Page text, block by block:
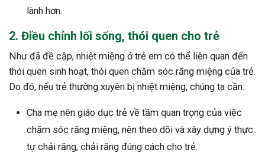
lành hơn.
2. Điều chỉnh lối sống, thói quen cho trẻ
Như đã đề cập, nhiệt miệng ở trẻ em có thể liên quan đến
thói quen sinh hoạt, thói quen chăm sóc răng miệng của trẻ.
Do đó, nếu trẻ thường xuyên bị nhiệt miệng, chúng ta cần:
Cha mẹ nên giáo dục trẻ về tầm quan trọng của việc
chăm sóc răng miệng, nên theo dõi và xây dựng ý thực
tự chải răng, chải răng đúng cách cho trẻ.